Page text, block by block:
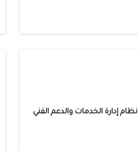
نظام إدارة الخدمات والدعم الفني